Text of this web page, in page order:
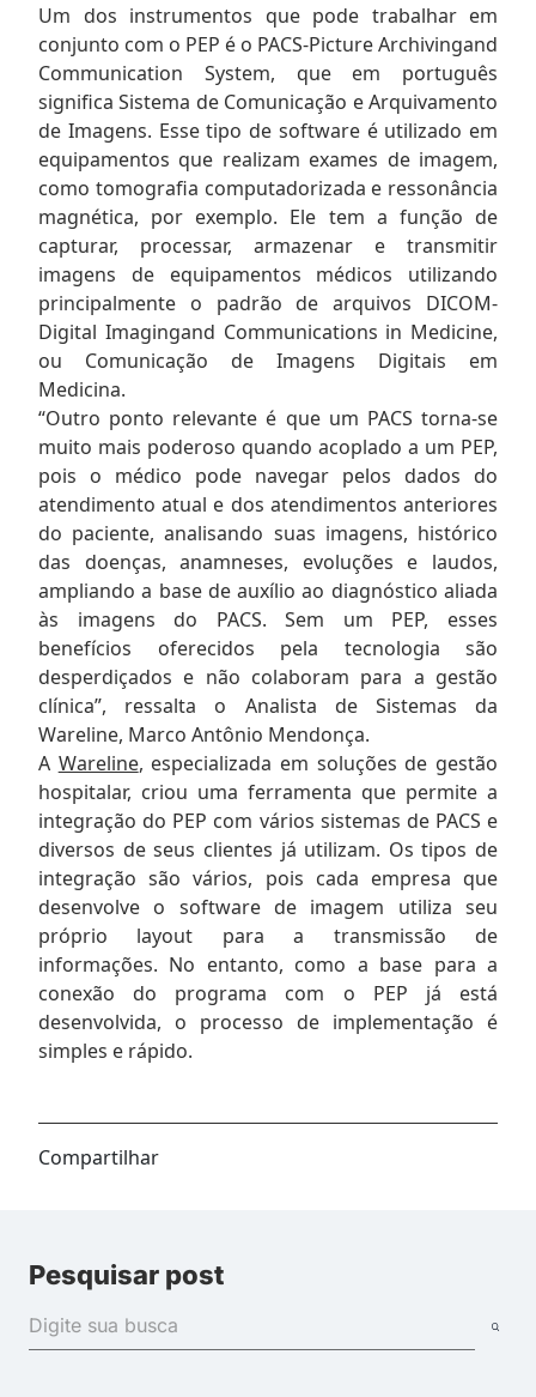
Um dos instrumentos que pode trabalhar em
conjunto com o PEP é o PACS-Picture Archivingand
Communication System, que em português
significa Sistema de Comunicação e Arquivamento
de Imagens. Esse tipo de software é utilizado em
equipamentos que realizam exames de imagem,
como tomografia computadorizada e ressonância
magnética, por exemplo. Ele tem a função de
capturar, processar, armazenar e transmitir
imagens de equipamentos médicos utilizando
principalmente o padrão de arquivos DICOM-
Digital Imagingand Communications in Medicine,
ou Comunicação de Imagens Digitais em
Medicina.
“Outro ponto relevante é que um PACS torna-se
muito mais poderoso quando acoplado a um PEP,
pois o médico pode navegar pelos dados do
atendimento atual e dos atendimentos anteriores
do paciente, analisando suas imagens, histórico
das doenças, anamneses, evoluções e laudos,
ampliando a base de auxílio ao diagnóstico aliada
às imagens do PACS. Sem um PEP, esses
benefícios oferecidos pela tecnologia são
desperdiçados e não colaboram para a gestão
clínica”, ressalta o Analista de Sistemas da
Wareline, Marco Antônio Mendonça.
A Wareline, especializada em soluções de gestão
hospitalar, criou uma ferramenta que permite a
integração do PEP com vários sistemas de PACS e
diversos de seus clientes já utilizam. Os tipos de
integração são vários, pois cada empresa que
desenvolve o software de imagem utiliza seu
próprio layout para a transmissão de
informações. No entanto, como a base para a
conexão do programa com o PEP já está
desenvolvida, o processo de implementação é
simples e rápido.
Compartilhar
Pesquisar post